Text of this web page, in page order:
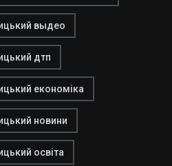
выдео
дтп
економіка
новини
освіта